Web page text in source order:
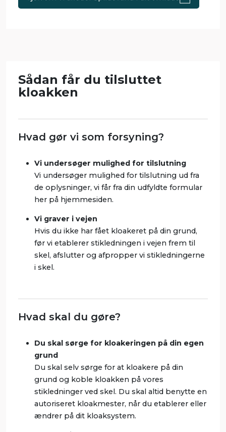
Sådan får du tilsluttet
kloakken
Hvad gør vi som forsyning?
Vi undersøger mulighed for tilslutning
Vi undersøger mulighed for tilslutning ud fra
de oplysninger, vi får fra din udfyldte formular
her på hjemmesiden.
Vi graver i vejen
Hvis du ikke har fået kloakeret på din grund,
før vi etablerer stikledningen i vejen frem til
skel, afslutter og afpropper vi stikledningerne
i skel.
Hvad skal du gøre?
Du skal sørge for kloakeringen på din egen
grund
Du skal selv sørge for at kloakere på din
grund og koble kloakken på vores
stikledninger ved skel. Du skal altid benytte en
autoriseret kloakmester, når du etablerer eller
ændrer på dit kloaksystem.